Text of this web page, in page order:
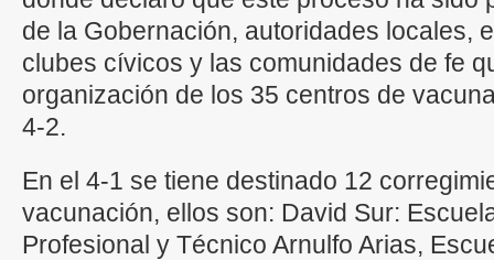
de la Gobernación, autoridades locales,
clubes cívicos y las comunidades de fe
organización de los 35 centros de
4-2.
En el 4-1 se tiene destinado 12
vacunación, ellos son: David Sur:
Profesional y Técnico Arnulfo Arias,